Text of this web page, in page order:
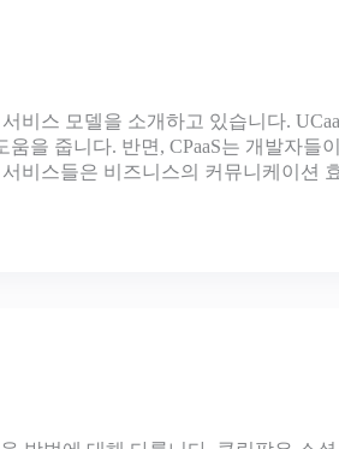
비스 모델을 소개하고 있습니다.
을 줍니다. 반면, CPaaS는 개발자
비스들은 비즈니스의 커뮤니케이션